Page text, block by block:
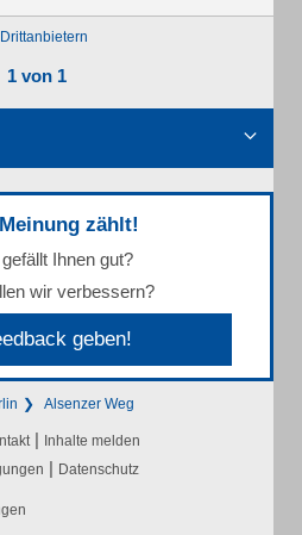
1 von 1
Meinung zählt!
Ihnen gut?
wir verbessern?
geben!
Alsenzer Weg
| Inhalte melden
| Datenschutz